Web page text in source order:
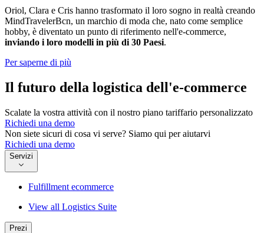
Oriol, Clara e Cris hanno trasformato il loro sogno in realtà creando
MindTravelerBcn, un marchio di moda che, nato come semplice
hobby, è diventato un punto di riferimento nell'e-commerce,
inviando i loro modelli in più di 30 Paesi.
Per saperne di più
Il futuro della logistica dell'e-commerce
Scalate la vostra attività con il nostro piano tariffario personalizzato
Richiedi una demo
Non siete sicuri di cosa vi serve? Siamo qui per aiutarvi
Richiedi una demo
Servizi
Fulfillment ecommerce
View all Logistics Suite
Prezi